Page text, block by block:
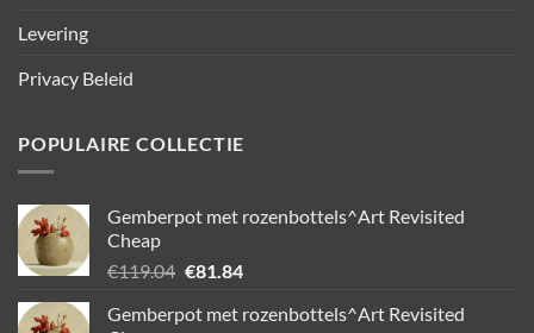
Levering
Privacy Beleid
POPULAIRE COLLECTIE
Gemberpot met rozenbottels^Art Revisited
Cheap
€119.04 Oorspronkelijke
was:
€81.84Huidige
is:
Gemberpot met rozenbottels^Art Revisited